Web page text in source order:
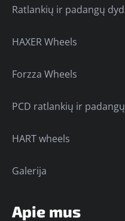
Ratlankių ir padangų
HAXER Wheels
Forzza Wheels
PCD ratlankių ir
HART wheels
Galerija
Apie mus